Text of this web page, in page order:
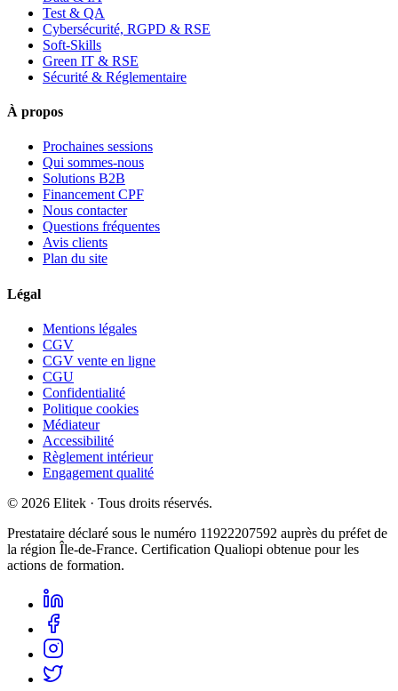
Test & QA
Cybersécurité, RGPD & RSE
Soft-Skills
Green IT & RSE
Sécurité & Réglementaire
À propos
Prochaines sessions
Qui sommes-nous
Solutions B2B
Financement CPF
Nous contacter
Questions fréquentes
Avis clients
Plan du site
Légal
Mentions légales
CGV
CGV vente en ligne
CGU
Confidentialité
Politique cookies
Médiateur
Accessibilité
Règlement intérieur
Engagement qualité
© 2026 Elitek · Tous droits réservés.
Prestataire déclaré sous le numéro 11922207592 auprès du préfet de
la région Île-de-France. Certification Qualiopi obtenue pour les
actions de formation.